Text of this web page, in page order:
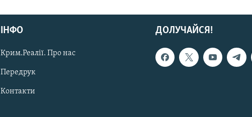
ДОЛУЧАЙСЯ!
ІНФО
Крим.Реалії. Про нас
Передрук
Контакти